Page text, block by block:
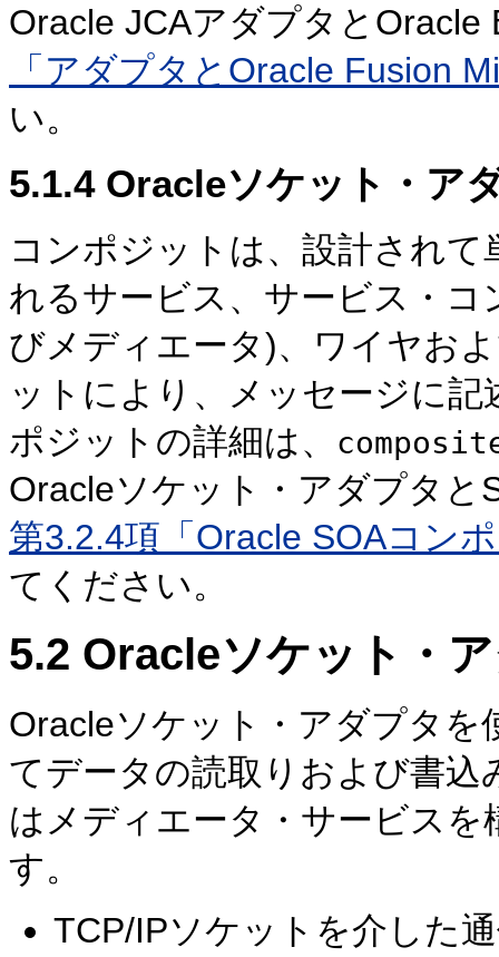
Oracle JCAアダプタとOracle
「アダプタとOracle Fusion
い。
5.1.4Oracleソケット・ア
コンポジットは、設計され
れるサービス、サービス・
びメディエータ)、ワイヤお
ットにより、メッセージに
ポジットの詳細は、
Oracleソケット・アダプタと
第3.2.4項「Oracle SOAコン
てください。
5.2 Oracleソケット・
Oracleソケット・アダプタを
てデータの読取りおよび書
はメディエータ・サービス
す。
TCP/IPソケットを介した